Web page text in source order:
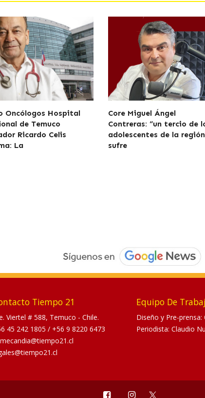
Oncólogos Hospital
de Temuco
Ricardo Celis
La
Core Miguel Ángel
Contreras: “un tercio de
adolescentes de la
sufre
Tiempo 21
Viertel # 588, Temuco - Chile.
45 242 1805 / +56 9 8220 6473
Equipo De
Diseño y Pre-prensa:
Periodista: Claudio